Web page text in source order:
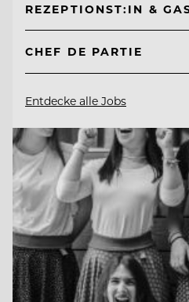
REZEPTIONST:IN &
CHEF DE PARTIE
Entdecke alle Jobs